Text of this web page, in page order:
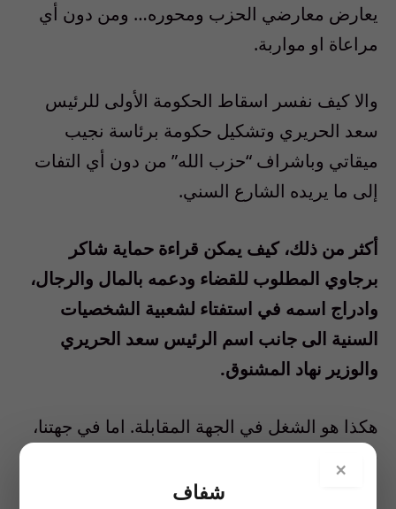
يعارض معارضي الحزب ومحوره… ومن دون أي
مراعاة او مواربة.
والا كيف نفسر اسقاط الحكومة الأولى للرئيس
سعد الحريري وتشكيل حكومة برئاسة نجيب
ميقاتي وباشراف “حزب الله” من دون أي التفات
إلى ما يريده الشارع السني.
أكثر من ذلك، كيف يمكن قراءة حماية شاكر
برجاوي المطلوب للقضاء ودعمه بالمال والرجال،
وادراج اسمه في استفتاء لشعبية الشخصيات
السنية الى جانب اسم الرئيس سعد الحريري
والوزير نهاد المشنوق.
هكذا هو الشغل في الجهة المقابلة. اما في جهتنا،
فحدِّث ولا حرج عن تجاهل أي حركة شيعية لا تدين
بالولاء لـ”حزب الله”، كما جرى مع
×
شفاف